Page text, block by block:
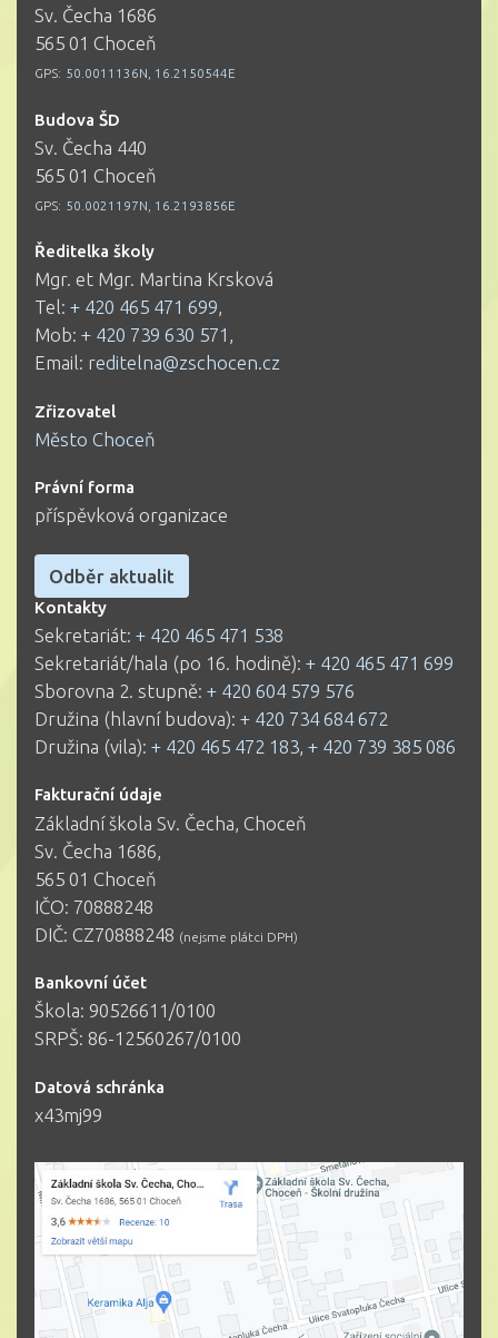
Sv. Čecha 1686
565 01 Choceň
GPS: 50.0011136N, 16.2150544E
Budova ŠD
Sv. Čecha 440
565 01 Choceň
GPS: 50.0021197N, 16.2193856E
Ředitelka školy
Mgr. et Mgr. Martina Krsková
Tel: + 420 465 471 699,
Mob: + 420 739 630 571 ,
Email: reditelna@zschocen.cz
Zřizovatel
Město Choceň
Právní forma
příspěvková organizace
Odběr aktualit
Kontakty
Sekretariát: + 420 465 471 538
Sekretariát/hala (po 16. hodině): + 420 465 471 699
Sborovna 2. stupně: + 420 604 579 576
Družina (hlavní budova): + 420 734 684 672
Družina (vila): + 420 465 472 183, + 420 739 385 086
Fakturační údaje
Základní škola Sv. Čecha, Choceň
Sv. Čecha 1686,
565 01 Choceň
IČO: 70888248
DIČ: CZ70888248 (nejsme plátci DPH)
Bankovní účet
Škola: 90526611/0100
SRPŠ: 86-12560267/0100
Datová schránka
x43mj99